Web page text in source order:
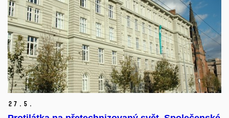
27. 5.